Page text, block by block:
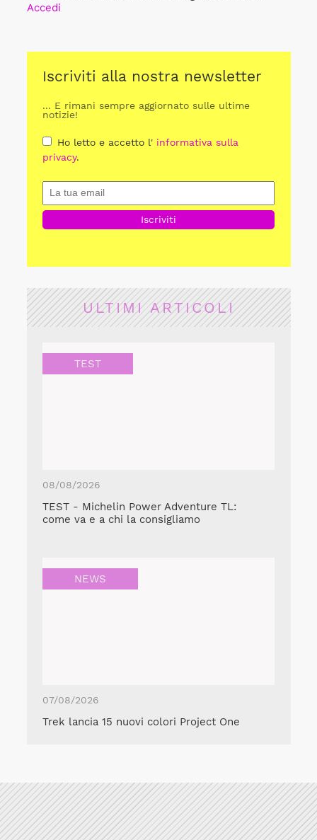
Accedi
Iscriviti alla nostra newsletter
... E rimani sempre aggiornato sulle ultime
notizie!
Ho letto e accetto l' informativa sulla
privacy.
ULTIMI ARTICOLI
TEST
08/08/2026
TEST - Michelin Power Adventure TL:
come va e a chi la consigliamo
NEWS
07/08/2026
Trek lancia 15 nuovi colori Project One